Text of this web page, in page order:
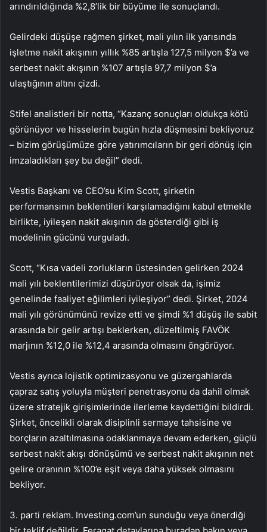
arındırıldığında %2,8’lik bir büyüme ile sonuçlandı.
Gelirdeki düşüşe rağmen şirket, mali yılın ilk yarısında
işletme nakit akışının yıllık %85 artışla 127,5 milyon $’a ve
serbest nakit akışının %107 artışla 97,7 milyon $’a
ulaştığının altını çizdi.
Stifel analistleri bir notta, “Kazanç sonuçları oldukça kötü
görünüyor ve hisselerin bugün hızla düşmesini bekliyoruz
– bizim görüşümüze göre yatırımcıların bir geri dönüş için
imzaladıkları şey bu değil” dedi.
Vestis Başkanı ve CEO’su Kim Scott, şirketin
performansının beklentileri karşılamadığını kabul etmekle
birlikte, iyileşen nakit akışının da gösterdiği gibi iş
modelinin gücünü vurguladı.
Scott, “Kısa vadeli zorlukların üstesinden gelirken 2024
mali yılı beklentilerimizi düşürüyor olsak da, işimiz
genelinde faaliyet eğilimleri iyileşiyor” dedi. Şirket, 2024
mali yılı görünümünü revize etti ve şimdi %1 düşüş ile sabit
arasında bir gelir artışı beklerken, düzeltilmiş FAVÖK
marjının %12,0 ile %12,4 arasında olmasını öngörüyor.
Vestis ayrıca lojistik optimizasyonu ve güzergahlarda
çapraz satış yoluyla müşteri penetrasyonu da dahil olmak
üzere stratejik girişimlerinde ilerleme kaydettiğini bildirdi.
Şirket, öncelikli olarak disiplinli sermaye tahsisine ve
borçların azaltılmasına odaklanmaya devam ederken, güçlü
serbest nakit akışı dönüşümü ve serbest nakit akışının net
gelire oranının %100’e eşit veya daha yüksek olmasını
bekliyor.
3. parti reklam. Investing.com’un sunduğu veya önerdiği